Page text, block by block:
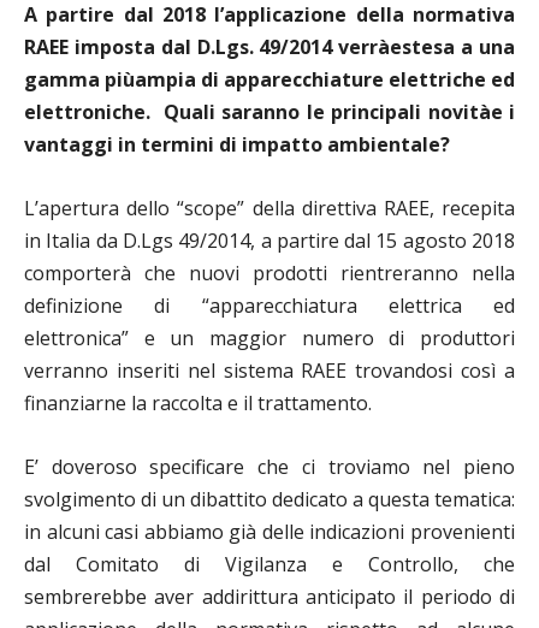
A partire dal 2018 l’applicazione della normativa
RAEE imposta dal D.Lgs. 49/2014 verràestesa a una
gamma piùampia di apparecchiature elettriche ed
elettroniche. Quali saranno le principali novitàe i
vantaggi in termini di impatto ambientale?
L’apertura dello “scope” della direttiva RAEE, recepita
in Italia da D.Lgs 49/2014, a partire dal 15 agosto 2018
comporterà che nuovi prodotti rientreranno nella
definizione di “apparecchiatura elettrica ed
elettronica” e un maggior numero di produttori
verranno inseriti nel sistema RAEE trovandosi così a
finanziarne la raccolta e il trattamento.
E’ doveroso specificare che ci troviamo nel pieno
svolgimento di un dibattito dedicato a questa tematica:
in alcuni casi abbiamo già delle indicazioni provenienti
dal Comitato di Vigilanza e Controllo, che
sembrerebbe aver addirittura anticipato il periodo di